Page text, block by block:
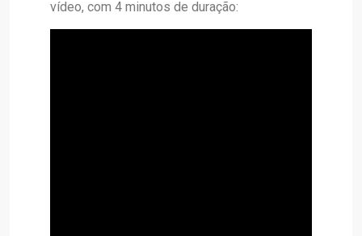
vídeo, com 4 minutos de duração: